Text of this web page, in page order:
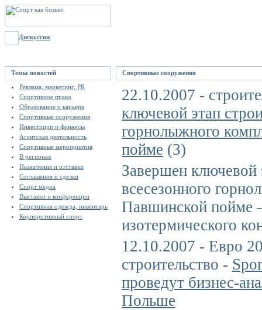
Дискуссии
Темы новостей
Реклама, маркетинг, PR
Спортивное право
Образование и карьера
Спортивные сооружения
Инвестиции и финансы
Агентская деятельность
Спортивные мероприятия
В регионах
Назначения и отставки
Соглашения и сделки
Спорт медиа
Выставки и конференции
Спортивная одежда, инвентарь
Корпоротивный спорт
Спортивные сооружения
22.10.2007 -
ключевой этап
горнолыжного
пойме (3)
Завершен ключевой
всесезонного
Павшинской пойме
изотермического
12.10.2007 - Евро
строительство -
проведут бизнес-
Польше